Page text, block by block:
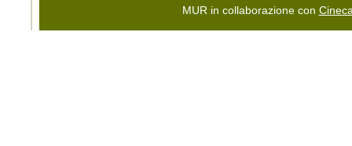
MUR in collaborazione con